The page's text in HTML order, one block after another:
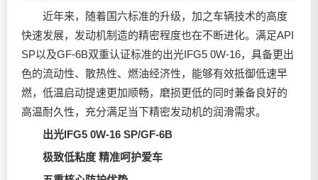
近年来，随着国六标准的升级，加之车辆技术的高度
快速发展，发动机制造的精密程度也在不断进化。满足API
SP以及GF-6B双重认证标准的出光IFG5 0W-16，具备更出
色的流动性、散热性、燃油经济性，能够有效抵御低速早
燃，低温启动提速更加顺畅，磨损更低的同时兼备良好的
高温耐久性，充分满足当下精密发动机的润滑需求。
出光IFG5 0W-16 SP/GF-6B
极致低粘度 精准呵护爱车